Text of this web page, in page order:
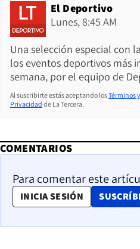
El Deportivo
Lunes, 8:45 AM
Una selección especial con
los eventos deportivos más
semana, por el equipo de
Al suscribirte estás aceptando losTérminos
Privacidad de La Tercera.
COMENTARIOS
Para comentar este
INICIA SESIÓN OPENS